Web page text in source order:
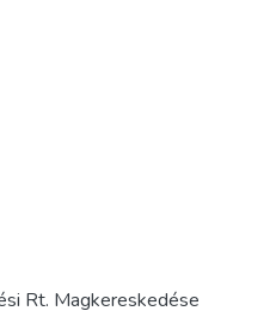
Rt. Magkereskedése